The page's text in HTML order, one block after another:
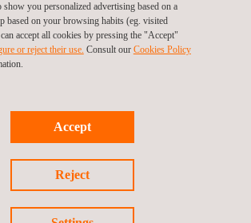
renováveis.
em participar do nosso evento,
show you personalized advertising based on a
based on your browsing habits (eg. visited
accept all cookies by pressing the "Accept"
or reject their use. Consult our Cookies Policy
Accept
Reject